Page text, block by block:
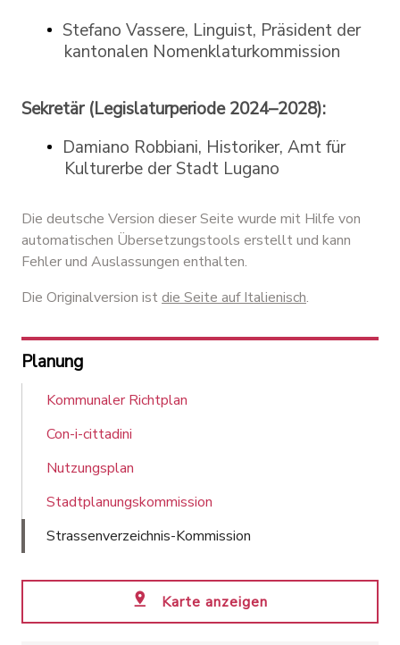
Stefano Vassere, Linguist, Präsident der
kantonalen Nomenklaturkommission
Sekretär (Legislaturperiode 2024–2028):
Damiano Robbiani, Historiker, Amt für
Kulturerbe der Stadt Lugano
Die deutsche Version dieser Seite wurde mit Hilfe von
automatischen Übersetzungstools erstellt und kann
Fehler und Auslassungen enthalten.
Die Originalversion istdie Seite auf Italienisch.
Planung
Kommunaler Richtplan
Con-i-cittadini
Nutzungsplan
Stadtplanungskommission
Strassenverzeichnis-Kommission
Karte anzeigen